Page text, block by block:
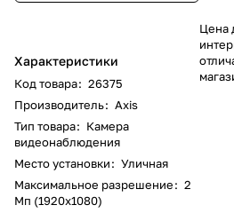
Характеристики
Код товара: 26375
Производитель: Axis
Тип товара: Камера
видеонаблюдения
Место установки: Уличная
Максимальное разрешение: 2
Мп (1920x1080)
Цена